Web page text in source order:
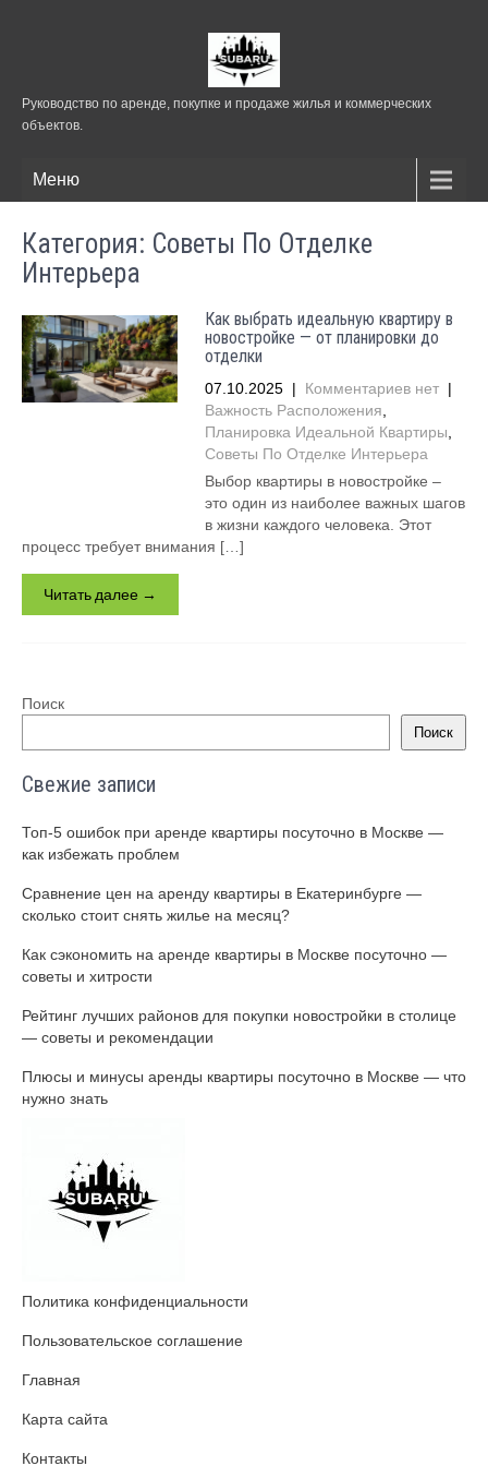
Руководство по аренде, покупке и продаже жилья и коммерческих
объектов.
Меню
Категория: Советы По Отделке
Интерьера
Как выбрать идеальную квартиру в
новостройке — от планировки до
отделки
07.10.2025 | Комментариев нет |
Важность Расположения
Планировка Идеальной Квартиры
Советы По Отделке Интерьера
Выбор квартиры в новостройке –
это один из наиболее важных шагов
в жизни каждого человека. Этот
процесс требует внимания […]
Читать далее →
Поиск
Поиск
Свежие записи
Топ-5 ошибок при аренде квартиры посуточно в Москве —
как избежать проблем
Сравнение цен на аренду квартиры в Екатеринбурге —
сколько стоит снять жилье на месяц?
Как сэкономить на аренде квартиры в Москве посуточно —
советы и хитрости
Рейтинг лучших районов для покупки новостройки в столице
— советы и рекомендации
Плюсы и минусы аренды квартиры посуточно в Москве — что
нужно знать
Политика конфиденциальности
Пользовательское соглашение
Главная
Карта сайта
Контакты